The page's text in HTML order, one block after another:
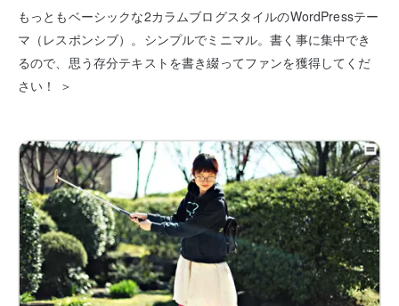
もっともベーシックな2カラムブログスタイルのWordPressテー
マ（レスポンシブ）。シンプルでミニマル。書く事に集中でき
るので、思う存分テキストを書き綴ってファンを獲得してくだ
さい！ ＞